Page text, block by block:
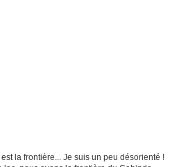
la frontière... Je suis un peu désorienté !